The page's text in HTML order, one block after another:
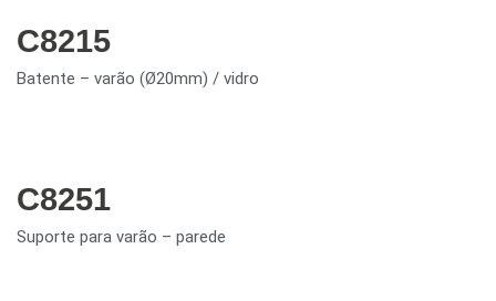
C8215
Batente – varão (Ø20mm) / vidro
C8251
Suporte para varão – parede